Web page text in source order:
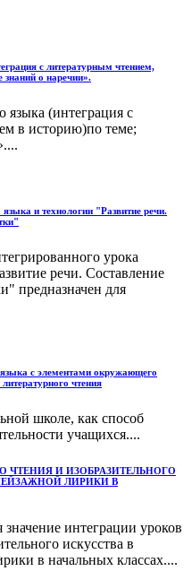
с литературным чтением,
знаний о наречии».
языка (интеграция с
в историю)по теме;
и технологии "Развитие речи.
урока
речи. Составление
предназначен для
языка с элементами окружающего
чтения
школе, как способ
учащихся....
ЧТЕНИЯ И ИЗОБРАЗИТЕЛЬНОГО
ЛИРИКИ В
значение интеграции уроков
искусства в
в начальных классах....